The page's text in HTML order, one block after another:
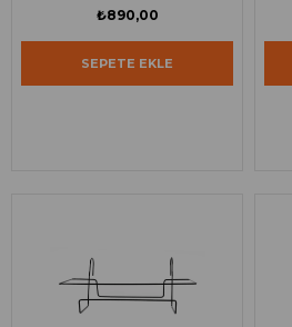
₺890,00
SEPETE EKLE